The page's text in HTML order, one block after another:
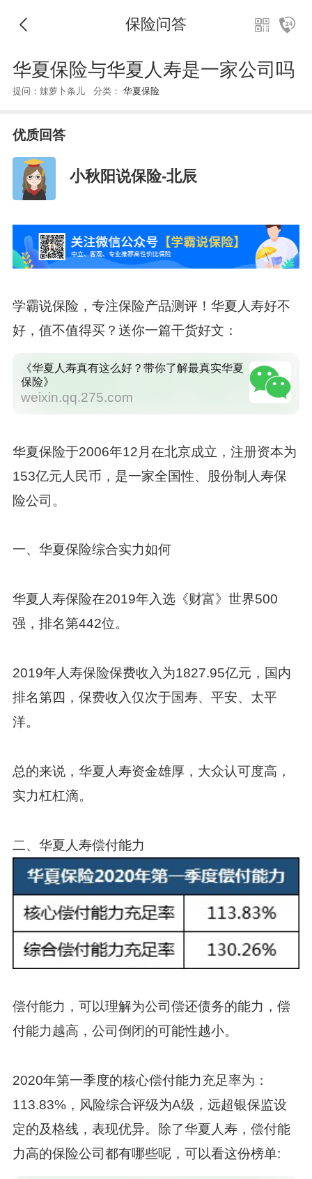
保险问答
华夏保险与华夏人寿是一家公司吗
提问：辣萝卜条儿 分类： 华夏保险
优质回答
小秋阳说保险-北辰
学霸说保险，专注保险产品测评！华夏人寿好不
好，值不值得买？送你一篇干货好文：
《华夏人寿真有这么好？带你了解最真实华夏
保险》
weixin.qq.275.com
华夏保险于2006年12月在北京成立，注册资本为
153亿元人民币，是一家全国性、股份制人寿保
险公司。
一、华夏保险综合实力如何
华夏人寿保险在2019年入选《财富》世界500
强，排名第442位。
2019年人寿保险保费收入为1827.95亿元，国内
排名第四，保费收入仅次于国寿、平安、太平
洋。
总的来说，华夏人寿资金雄厚，大众认可度高，
实力杠杠滴。
二、华夏人寿偿付能力
偿付能力，可以理解为公司偿还债务的能力，偿
付能力越高，公司倒闭的可能性越小。
2020年第一季度的核心偿付能力充足率为：
113.83%，风险综合评级为A级，远超银保监设
定的及格线，表现优异。除了华夏人寿，偿付能
力高的保险公司都有哪些呢，可以看这份榜单: